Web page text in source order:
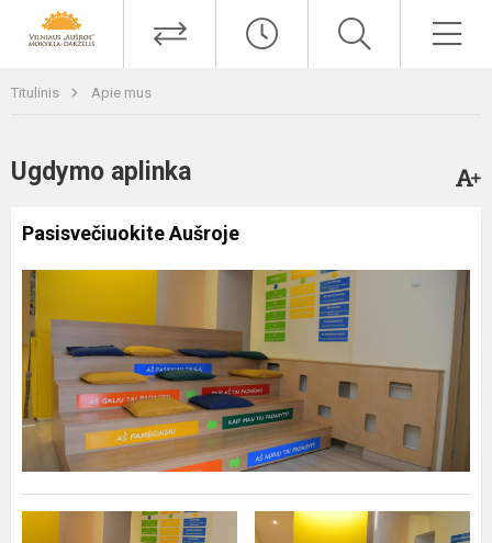
Titulinis Apie mus
Ugdymo aplinka
Pasisvečiuokite Aušroje